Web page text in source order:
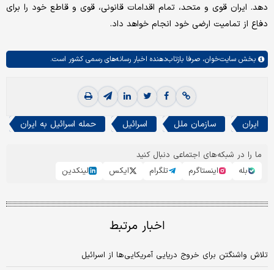
دهد. ایران قوی و متحد، تمام اقدامات قانونی، قوی و قاطع خود را برای
دفاع از تمامیت ارضی خود انجام خواهد داد.
بخش سایت‌خوان، صرفا بازتاب‌دهنده اخبار رسانه‌های رسمی کشور است.
ایران سازمان ملل اسرائیل حمله اسرائیل به ایران
ما را در شبکه‌های اجتماعی دنبال کنید
بله
اینستاگرم تلگرام ایکس لینکدین
اخبار مرتبط
تلاش واشنگتن برای خروج دریایی آمریکایی‌ها از اسرائیل